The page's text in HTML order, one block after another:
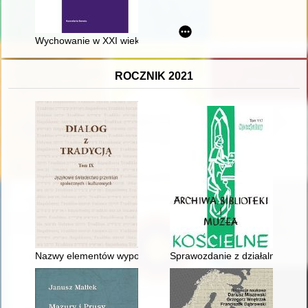
Wychowanie w XXI wieku : 80. rocznica heroicznej śmierci
ROCZNIK 2021
Nazwy elementów wyposażenia turysty górskiego początku
Sprawozdanie z działalności